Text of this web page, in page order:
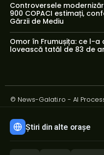
Controversele
900 COPACI estimați,
Gărzii de Mediu
Omor în Frumușița: ce l-
lovească tatăl de 83 de
© News-Galati.ro - AI
Știri din alte orașe